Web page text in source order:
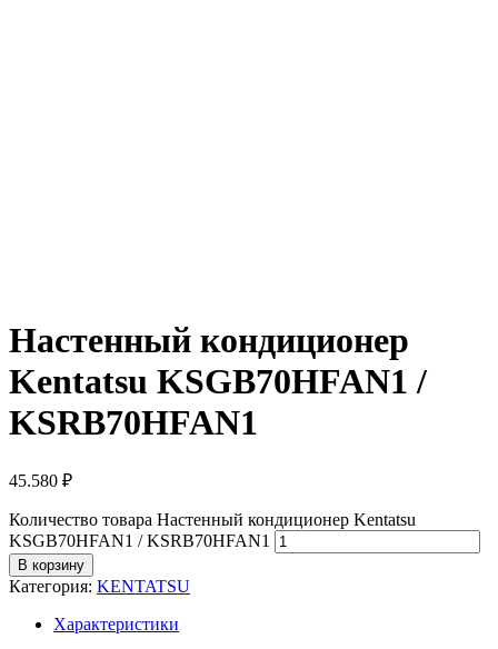
Настенный кондиционер
Kentatsu KSGB70HFAN1 /
KSRB70HFAN1
45.580 ₽
Количество товара Настенный кондиционер Kentatsu
KSGB70HFAN1 / KSRB70HFAN1
В корзину
Категория: KENTATSU
Характеристики